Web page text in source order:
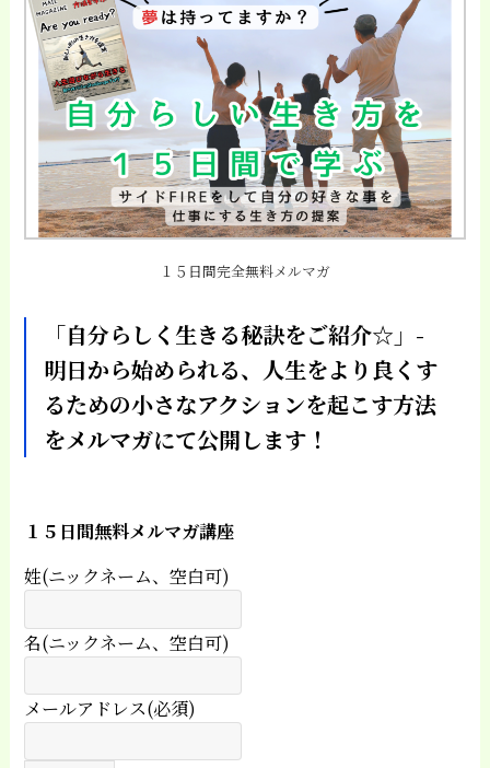
１５日間完全無料メルマガ
「自分らしく生きる秘訣をご紹介☆」-
明日から始められる、人生をより良くす
るための小さなアクションを起こす方法
をメルマガにて公開します！
１５日間無料メルマガ講座
姓(ニックネーム、空白可)
名(ニックネーム、空白可)
メールアドレス(必須)